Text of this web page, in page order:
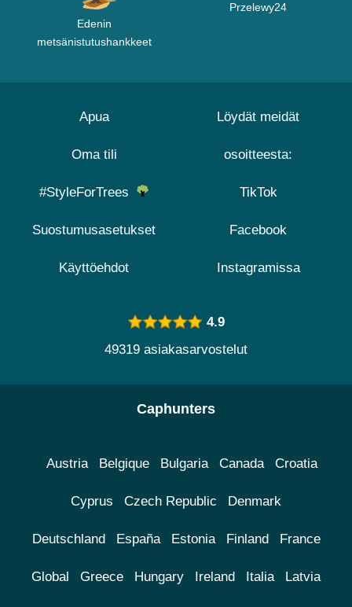
Edenin
metsänistutushankkeet
Przelewy24
Apua
Oma tili
#StyleForTrees
Suostumusasetukset
Käyttöehdot
Löydät meidät
osoitteesta:
TikTok
Facebook
Instagramissa
4.9
49319 asiakasarvostelut
Caphunters
Austria Belgique Bulgaria Canada Croatia
Cyprus Czech Republic Denmark
Deutschland España Estonia Finland France
Global Greece Hungary Ireland Italia Latvia